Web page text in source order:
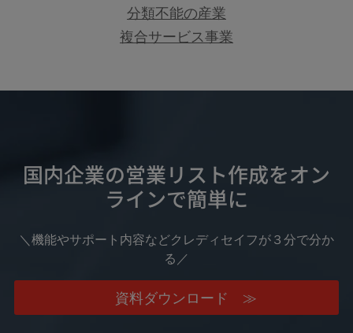
分類不能の産業
複合サービス事業
国内企業の営業リスト作成をオン
ラインで簡単に
＼機能やサポート内容などクレディセイフが３分で分か
る／
資料ダウンロード ≫